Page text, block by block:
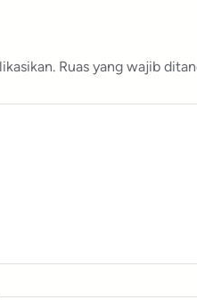
Ruas yang wajib